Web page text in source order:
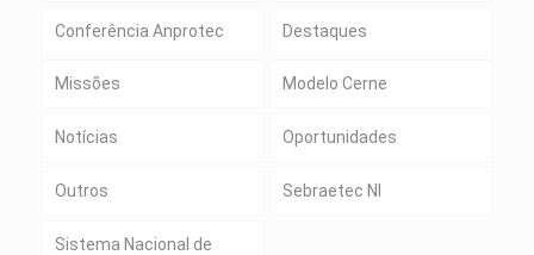
Conferência Anprotec Destaques
Missões Modelo Cerne
Notícias Oportunidades
Outros Sebraetec NI
Sistema Nacional de